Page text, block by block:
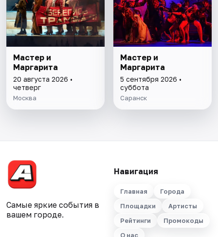
Мастер и
Маргарита
20 августа 2026 •
четверг
Москва
Мастер и
Маргарита
5 сентября 2026 •
суббота
Саранск
Самые яркие события в
вашем городе.
Навигация
Главная
Города
Площадки
Артисты
Рейтинги
Промокоды
О нас